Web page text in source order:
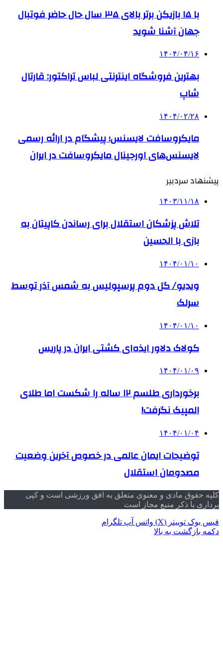
با ۱۵ بازیکن برتر بالای ۳۵ سال حال حاضر فوتبال
جهان آشنا شوید
۱۴۰۴/۰۴/۱۶
بهترین فروشگاه اینترنتی لباس تراکتور: قارتال
شاپ
۱۴۰۴/۰۲/۲۸
مایکروسافت لایسنس؛ پیشگام در ارائه رسمی
لایسنس‌های اورجینال مایکروسافت در ایران
پیشنهاد سردبیر
۱۴۰۳/۱۱/۱۸
تلاش پزشکان استقلال برای رساندن کاپیتان به
بازی با الحسین
۱۴۰۴/۰۱/۱۰
ویدیو/ گل دوم پرسپولیس به شمس آذر توسط
سرلک
۱۴۰۴/۰۱/۱۰
کولاک دلاور ایذه‌ای کشتی ایران در پاریس
۱۴۰۴/۰۱/۰۹
برخورداری طلسم ۱۲ ساله را شکست اما طلای
المپیک نگرفت!
۱۴۰۴/۰۱/۰۴
توضیحات ایمان عالمی در خصوص آخرین وضعیت
مصدومان استقلال
کلیه حقوق مادی و معنوی متعلق به افق ورزشی است و کپی
برداری با ذکر منبع مجاز است
فیس بوک توییتر (X) واتس آپ تلگرام
دکمه بازگشت به بالا